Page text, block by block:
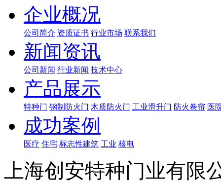
企业概况
公司简介 资质证书 行业市场 联系我们
新闻资讯
公司新闻 行业新闻 技术中心
产品展示
特种门 钢制防火门 木质防火门 工业滑升门 防火卷帘 医
成功案例
医疗 住宅 标志性建筑 工业 核电
上海创安特种门业有限